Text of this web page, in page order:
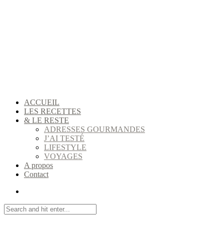
ACCUEIL
LES RECETTES
& LE RESTE
ADRESSES GOURMANDES
J’AI TESTÉ
LIFESTYLE
VOYAGES
A propos
Contact